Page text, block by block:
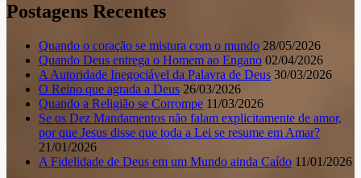
Postagens Recentes
Quando o coração se mistura com o mundo 28/05/2026
Quando Deus entrega o Homem ao Engano 02/04/2026
A Autoridade Inegociável da Palavra de Deus 30/03/2026
O Reino que agrada a Deus 26/03/2026
Quando a Religião se Corrompe 11/03/2026
Se os Dez Mandamentos não falam explicitamente de amor,
por que Jesus disse que toda a Lei se resume em Amar?
21/01/2026
A Fidelidade de Deus em um Mundo ainda Caído 11/01/2026